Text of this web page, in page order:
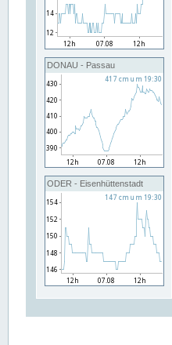
DONAU - Passau
ODER - Eisenhüttenstadt